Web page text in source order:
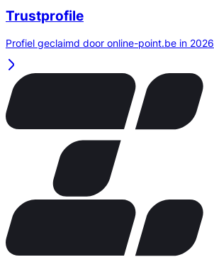
Trustprofile
Profiel geclaimd door online-point.be in 2026